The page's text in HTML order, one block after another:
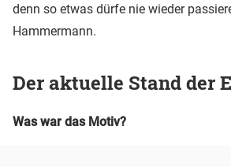
denn so etwas dürfe nie wieder
Hammermann.
Der aktuelle Stand der
Was war das Motiv?